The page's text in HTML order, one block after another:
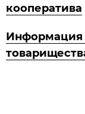
кооператива
Информация